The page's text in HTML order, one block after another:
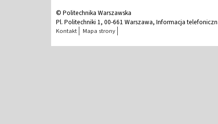
© Politechnika Warszawska
Pl. Politechniki 1, 00-661 Warszawa, Informacja
Kontakt Mapa strony